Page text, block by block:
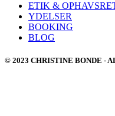
ETIK &
YDELSER
BOOKING
BLOG
© 2023 CHRISTINE BONDE -